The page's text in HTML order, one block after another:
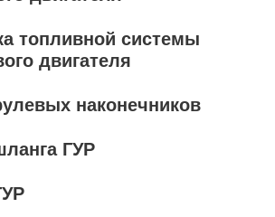
топливной системы
двигателя
наконечников
ГУР